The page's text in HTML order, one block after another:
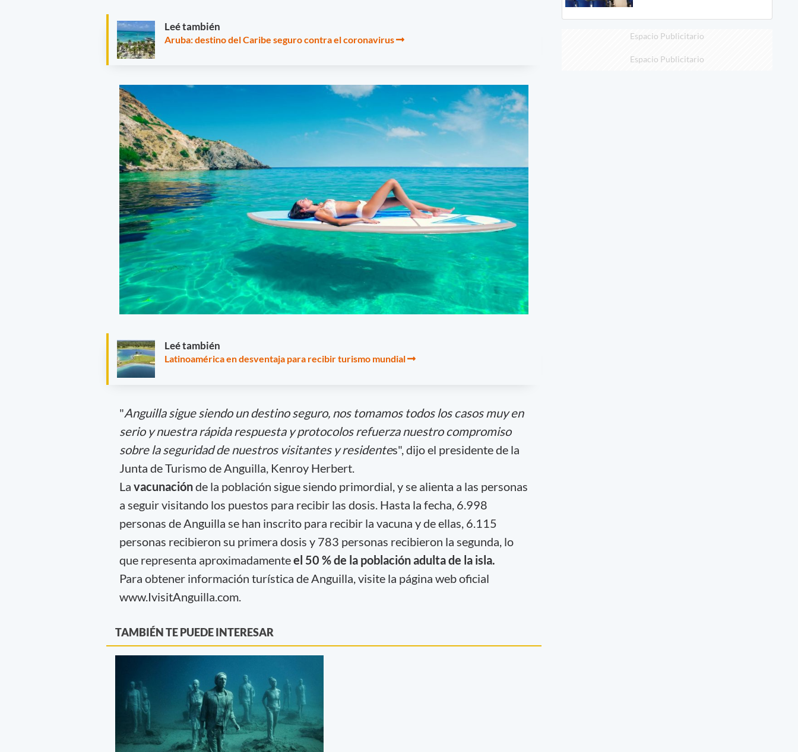
Leé también
Aruba: destino del Caribe seguro contra el coronavirus
Leé también
Latinoamérica en desventaja para recibir turismo mundial
"Anguilla sigue siendo un destino seguro, nos tomamos todos los casos muy en
serio y nuestra rápida respuesta y protocolos refuerza nuestro compromiso
sobre la seguridad de nuestros visitantes y residentes", dijo el presidente de la
Junta de Turismo de Anguilla, Kenroy Herbert.
La vacunaciónde la población sigue siendo primordial, y se alienta a las personas
a seguir visitando los puestos para recibir las dosis. Hasta la fecha, 6.998
personas de Anguilla se han inscrito para recibir la vacuna y de ellas, 6.115
personas recibieron su primera dosis y 783 personas recibieron la segunda, lo
que representa aproximadamenteel 50 % de la población adulta de la isla.
Para obtener información turística de Anguilla, visite la página web oficial
www.IvisitAnguilla.com.
TAMBIÉN TE PUEDE INTERESAR
Espacio Publicitario
Espacio Publicitario